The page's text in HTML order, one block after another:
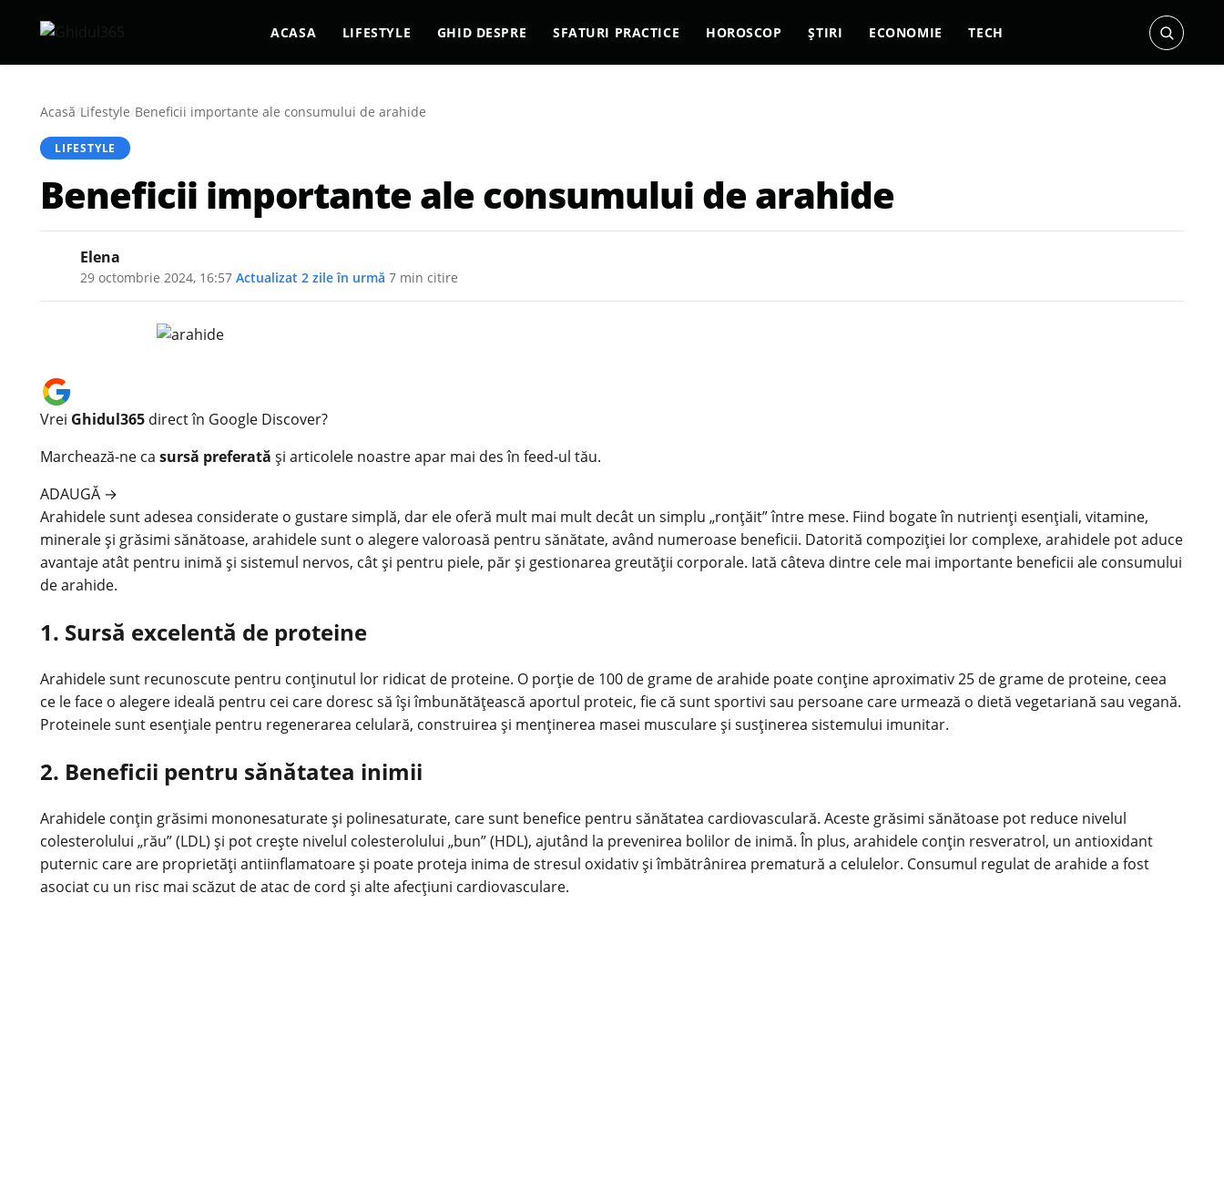
ACASA LIFESTYLE GHID DESPRE SFATURI PRACTICE HOROSCOP ȘTIRI ECONOMIE TECH
Acasă/Lifestyle/Beneficii importante ale consumului de arahide
LIFESTYLE
Beneficii importante ale consumului de arahide
Elena
29 octombrie 2024, 16:57 Actualizat 2 zile în urmă 7 min citire
Vrei Ghidul365 direct în Google Discover?
Marchează-ne ca sursă preferată și articolele noastre apar mai des în feed-ul tău.
ADAUGĂ →
Arahidele sunt adesea considerate o gustare simplă, dar ele oferă mult mai mult decât un simplu „ronțăit” între mese. Fiind bogate în nutrienți esențiali, vitamine,
minerale și grăsimi sănătoase, arahidele sunt o alegere valoroasă pentru sănătate, având numeroase beneficii. Datorită compoziției lor complexe, arahidele pot aduce
avantaje atât pentru inimă și sistemul nervos, cât și pentru piele, păr și gestionarea greutății corporale. Iată câteva dintre cele mai importante beneficii ale consumului
de arahide.
1. Sursă excelentă de proteine
Arahidele sunt recunoscute pentru conținutul lor ridicat de proteine. O porție de 100 de grame de arahide poate conține aproximativ 25 de grame de proteine, ceea
ce le face o alegere ideală pentru cei care doresc să își îmbunătățească aportul proteic, fie că sunt sportivi sau persoane care urmează o dietă vegetariană sau vegană.
Proteinele sunt esențiale pentru regenerarea celulară, construirea și menținerea masei musculare și susținerea sistemului imunitar.
2. Beneficii pentru sănătatea inimii
Arahidele conțin grăsimi mononesaturate și polinesaturate, care sunt benefice pentru sănătatea cardiovasculară. Aceste grăsimi sănătoase pot reduce nivelul
colesterolului „rău” (LDL) și pot crește nivelul colesterolului „bun” (HDL), ajutând la prevenirea bolilor de inimă. În plus, arahidele conțin resveratrol, un antioxidant
puternic care are proprietăți antiinflamatoare și poate proteja inima de stresul oxidativ și îmbătrânirea prematură a celulelor. Consumul regulat de arahide a fost
asociat cu un risc mai scăzut de atac de cord și alte afecțiuni cardiovasculare.